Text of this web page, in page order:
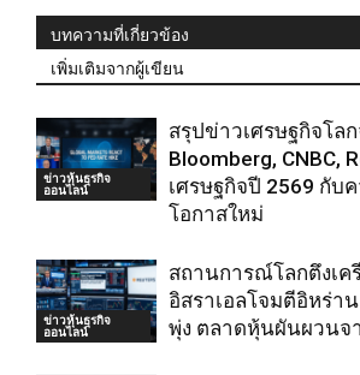
บทความที่เกี่ยวข้อง
เพิ่มเติมจากผู้เขียน
ข่าวหุ้นธุรกิจ
ออนไลน์
สรุปข่าวเศรษฐกิจโล
Bloomberg, CNBC,
เศรษฐกิจปี 2569 กับ
โอกาสใหม่
ข่าวหุ้นธุรกิจ
ออนไลน์
สถานการณ์โลกตึงเค
อิสราเอลโจมตีอิหร่า
พุ่ง ตลาดหุ้นผันผวนจ